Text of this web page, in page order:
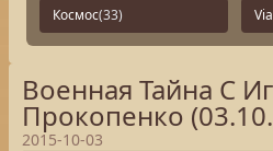
Космос(33)
Военная Тайна С
Прокопенко
2015-10-03